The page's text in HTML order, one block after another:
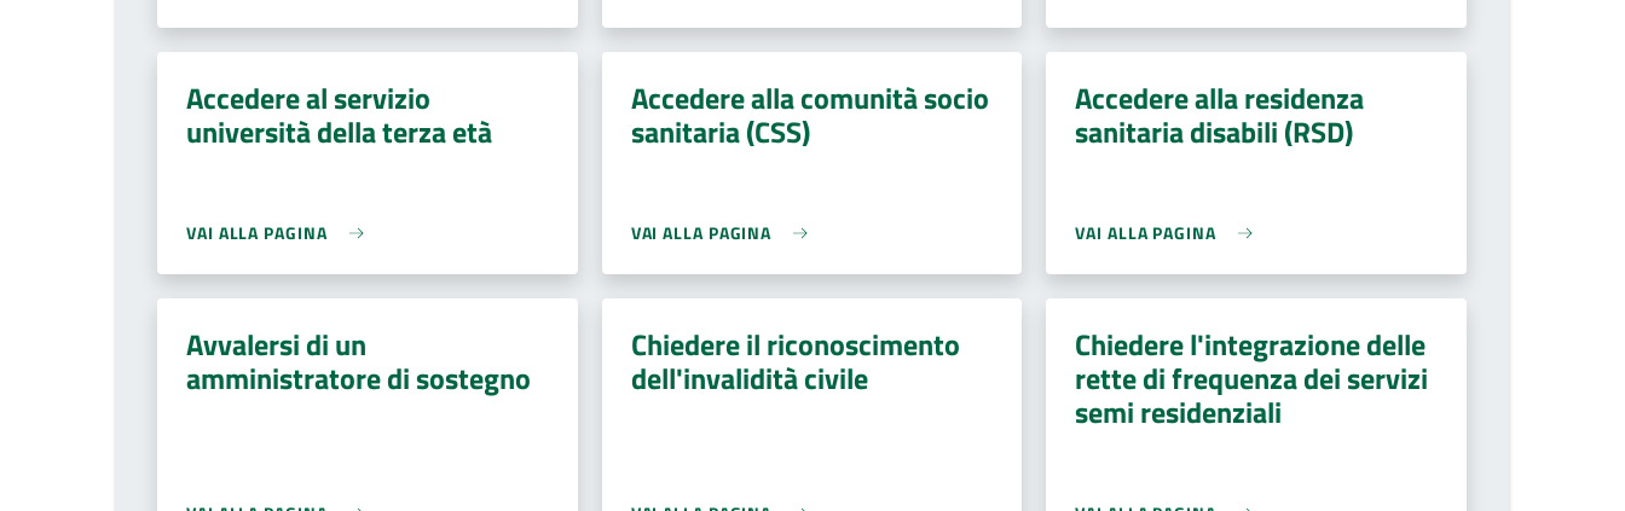
Accedere al servizio
università della terza età
VAI ALLA PAGINA
Accedere alla comunità socio
sanitaria (CSS)
VAI ALLA PAGINA
Accedere alla residenza
sanitaria disabili (RSD)
VAI ALLA PAGINA
Avvalersi di un
amministratore di sostegno
Chiedere il riconoscimento
dell'invalidità civile
Chiedere l'integrazione delle
rette di frequenza dei servizi
semi residenziali